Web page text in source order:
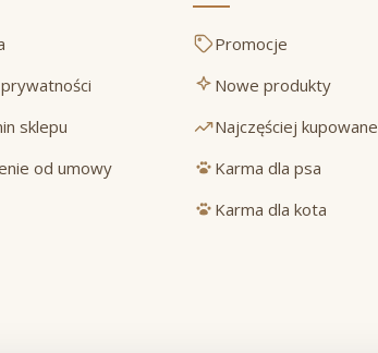
sklepu
od umowy
Promocje
Nowe produkty
Najczęściej kupowane
Karma dla psa
Karma dla kota